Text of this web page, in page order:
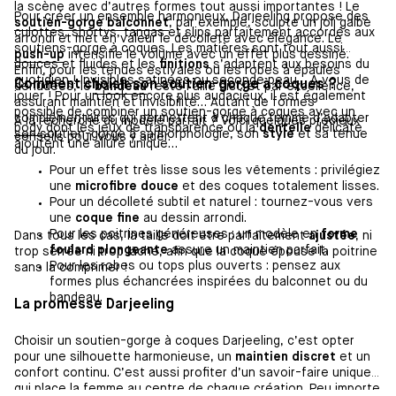
la scène avec d’autres formes tout aussi importantes ! Le
soutien-gorge balconnet, par exemple, sculpte un joli galbe
arrondi et met en valeur le décolleté avec élégance. Le
push-upintensifie le volume avec un effet plus dessiné.
Enfin, pour les tenues estivales ou les robes à épaules
dénudées, lebandeaureste l’allié discret par excellence,
assurant maintien et invisibilité… Autant de formes
complémentaires qui permettent à chaque femme d’adapter
son soutien-gorge à sa morphologie, sonstyleet sa tenue
du jour.
Pour créer un ensemble harmonieux, Darjeeling propose des
culottes, shortys, tangas et slips parfaitement accordés aux
soutiens-gorge à coques. Les matières sont tout aussi
douces et fluides et les finitions s’adaptent aux besoins du
quotidien ! Invisibles satinées ou seconde peau… A vous de
jouer ! Pour un look encore plus audacieux, il est également
possible de combiner un soutien-gorge à coques avec un
bodydont les jeux de transparence ou ladentelledélicate
ajoutent une allure unique…
Comment choisir son soutien-gorge à coques ?
A la recherche du modèle parfait ? Voici quelques précieux
conseils pour vous y aider.
Pour un effet très lisse sous les vêtements : privilégiez
une microfibre douce et des coques totalement lisses.
Pour un décolleté subtil et naturel : tournez-vous vers
une coque fine au dessin arrondi.
Pour les poitrines généreuses : un modèle enforme
foulard plongeanteassure un maintien parfait.
Pour les robes ou tops plus ouverts : pensez aux
formes plus échancrées inspirées du balconnet ou du
bandeau.
Dans tous les cas, la taille doit être parfaitementajustée, ni
trop serrée ni trop lâche, afin que la coque épouse la poitrine
sans la comprimer !
La promesse Darjeeling
Choisir un soutien-gorge à coques Darjeeling, c’est opter
pour une silhouette harmonieuse, un maintien discret et un
confort continu. C’est aussi profiter d’un savoir-faire unique
qui place la femme au centre de chaque création. Peu importe